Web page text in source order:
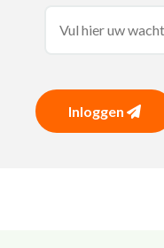
Inloggen